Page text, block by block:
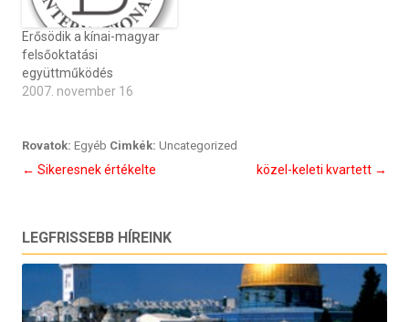
Erősödik a kínai-magyar
felsőoktatási
együttműködés
2007. november 16
Rovatok: Egyéb Cimkék: Uncategorized
Bejegyzés
← Sikeresnek értékelte közel-keleti kvartett →
LEGFRISSEBB HÍREINK